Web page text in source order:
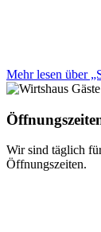
Mehr lesen über
Wir sind täglich
Öffnungszeiten.